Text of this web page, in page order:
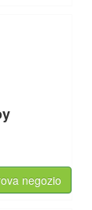
negozio